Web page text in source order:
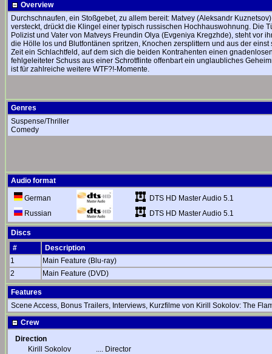
Overview
Durchschnaufen, ein Stoßgebet, zu allem bereit: Matvey (Aleksandr
versteckt, drückt die Klingel einer typisch russischen Hochhauswohnung. Die
Polizist und Vater von Matveys Freundin Olya (Evgeniya Kregzhde), steht vor
die Hölle los und Blutfontänen spritzen, Knochen zersplittern und aus der
Zeit ein Schlachtfeld, auf dem sich die beiden Kontrahenten einen
fehlgeleiteter Schuss aus einer Schrotflinte offenbart ein unglaubliches
ist für zahlreiche weitere WTF?!-Momente.
Genres
Suspense/Thriller
Comedy
Audio format
German
DTS HD Master Audio 5.1
Russian
DTS HD Master Audio 5.1
Discs
#
Description
1
Main Feature (Blu-ray)
2
Main Feature (DVD)
Features
Scene Access, Bonus Trailers, Interviews, Kurzfilme von Kirill Sokolov: The
Crew
Direction
Kirill Sokolov
.... Director